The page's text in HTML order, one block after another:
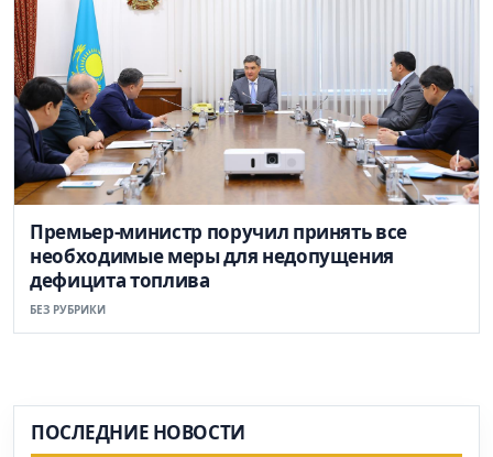
Премьер-министр поручил принять все
необходимые меры для недопущения
дефицита топлива
БЕЗ РУБРИКИ
ПОСЛЕДНИЕ НОВОСТИ